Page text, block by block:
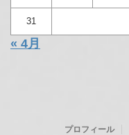
31
« 4月
プロフィール